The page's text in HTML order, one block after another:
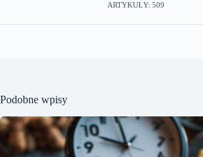
ARTYKUŁY: 509
Podobne wpisy